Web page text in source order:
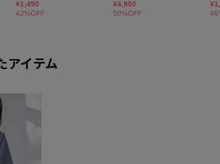
アイテム